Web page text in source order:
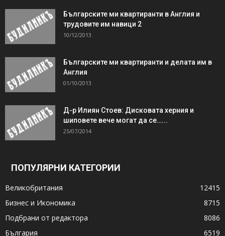
Българските ми квартиранти в Англия и
трудовите им навици 2
10/12/2013
Българските ми квартиранти и делата им в
Англия
01/10/2013
Д-р Илиян Стоев: Дисковата херния и
шиповете вече могат да се…...
25/07/2014
ПОПУЛЯРНИ КАТЕГОРИИ
Великобритания
12415
Бизнес и Икономика
8715
Подбрани от редактора
8086
България
6519